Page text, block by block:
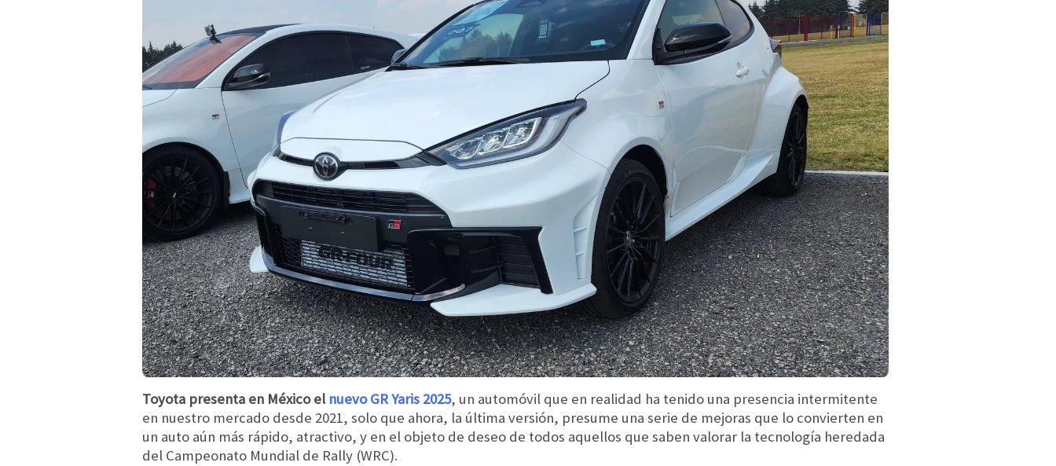
Toyota presenta en México el nuevo GR Yaris 2025, un automóvil que en realidad ha tenido una presencia intermitente
en nuestro mercado desde 2021, solo que ahora, la última versión, presume una serie de mejoras que lo convierten en
un auto aún más rápido, atractivo, y en el objeto de deseo de todos aquellos que saben valorar la tecnología heredada
del Campeonato Mundial de Rally (WRC).